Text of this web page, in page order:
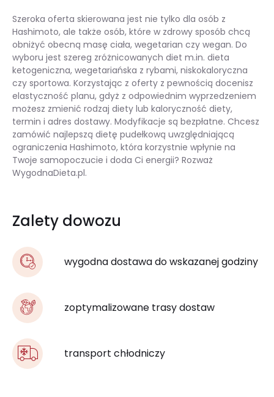
Szeroka oferta skierowana jest nie tylko dla osób z
Hashimoto, ale także osób, które w zdrowy sposób chcą
obniżyć obecną masę ciała, wegetarian czy wegan. Do
wyboru jest szereg zróżnicowanych diet m.in. dieta
ketogeniczna, wegetariańska z rybami, niskokaloryczna
czy sportowa. Korzystając z oferty z pewnością docenisz
elastyczność planu, gdyż z odpowiednim wyprzedzeniem
możesz zmienić rodzaj diety lub kaloryczność diety,
termin i adres dostawy. Modyfikacje są bezpłatne. Chcesz
zamówić najlepszą dietę pudełkową uwzględniającą
ograniczenia Hashimoto, która korzystnie wpłynie na
Twoje samopoczucie i doda Ci energii? Rozważ
WygodnaDieta.pl.
Zalety dowozu
wygodna dostawa do wskazanej godziny
zoptymalizowane trasy dostaw
transport chłodniczy